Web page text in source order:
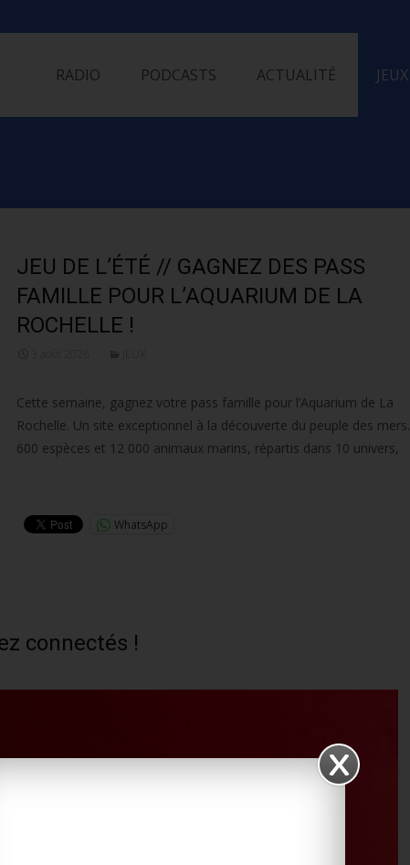
RADIO PODCASTS ACTUALITÉ JEUX
JEU DE L’ÉTÉ // GAGNEZ DES PASS
FAMILLE POUR L’AQUARIUM DE LA
ROCHELLE !
Cette semaine, gagnez votre pass famille pour l’Aquarium de La
Rochelle. Un site exceptionnel à la découverte du peuple des mers.
600 espèces et 12 000 animaux marins, répartis dans 10 univers,
WhatsApp
connectés !